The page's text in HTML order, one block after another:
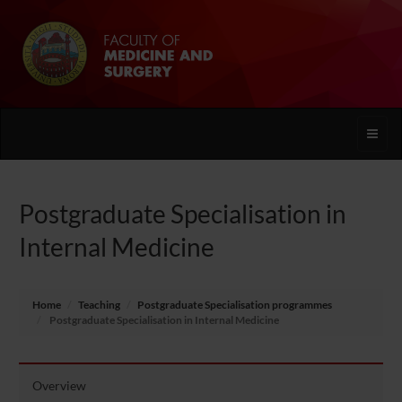
Toggle
Postgraduate Specialisation in
Internal Medicine
Home Teaching
Postgraduate Specialisation programmes
Postgraduate Specialisation in Internal Medicine
Overview